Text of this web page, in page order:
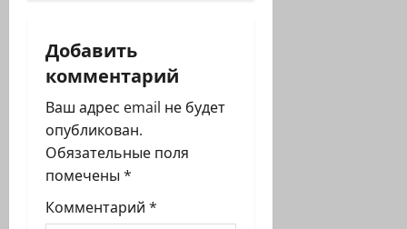
а
п
и
с
и
Добавить
комментарий
Ваш адрес email не будет
опубликован.
Обязательные поля
помечены *
Комментарий *